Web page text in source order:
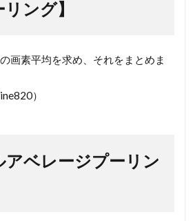
ング】
画素平均を求め、それをまとめま
）
アベレージプーリン